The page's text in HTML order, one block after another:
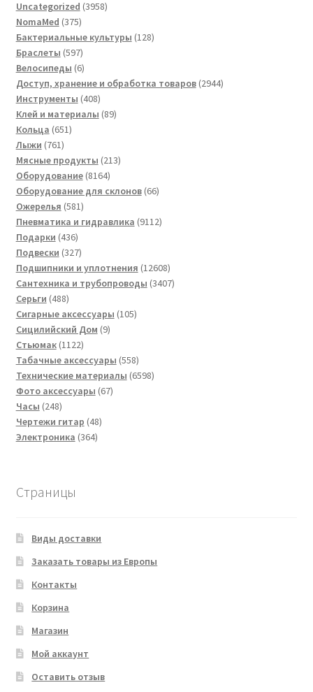
Uncategorized 39583958
NomaMed 375375
товаров
Бактериальные культуры 128128
Браслеты 597597
товаров
Велосипеды 66
товаров
Доступ, хранение и обработка товаров 29442944
Инструменты 408408
товаров
Клей и материалы 8989
Кольца 651651
Лыжи 761761
товар
Мясные продукты 213213
Оборудование 81648164
товара
Оборудование для склонов 6666
Ожерелья 581581
товар
Пневматика и гидравлика 91129112
Подарки 436436
товаров
Подвески 327327
товаров
Подшипники и уплотнения 1260812608
товаров
Сантехника и трубопроводы 34073407
Серьги 488488
товаров
Сигарные аксессуары 105105
Сицилийский Дом 99
Стьюмак 11221122
товара
Табачные аксессуары 558558
товаров
Технические материалы 65986598
Фото аксессуары 6767
Часы 248248
товаров
Чертежи гитар 4848
Электроника 364364
Страницы
Виды доставки
Заказать товары из Европы
Контакты
Корзина
Магазин
Мой аккаунт
Оставить отзыв